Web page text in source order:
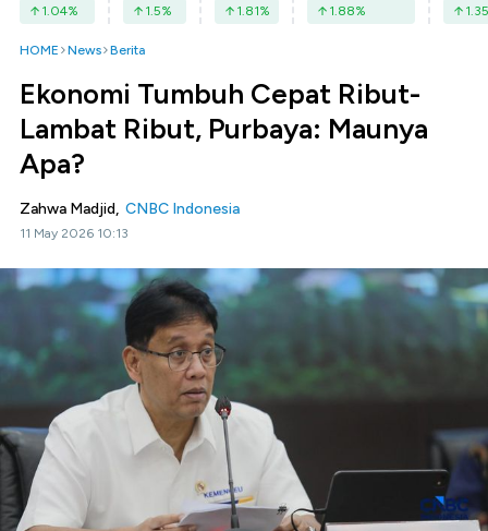
1.04% 1.5% 1.81% 1.88% 1.35
HOME News Berita
Ekonomi Tumbuh Cepat Ribut-
Lambat Ribut, Purbaya: Maunya
Apa?
Zahwa Madjid, CNBC Indonesia
11 May 2026 10:13